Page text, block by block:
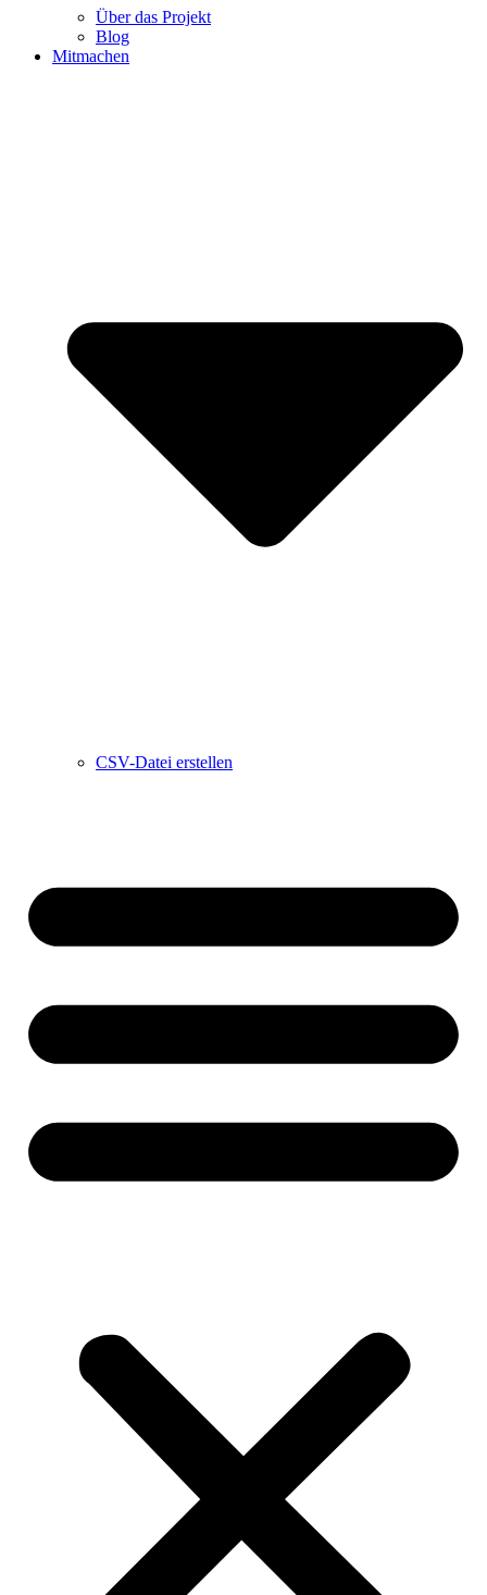
Über das Projekt
Blog
Mitmachen
CSV-Datei erstellen